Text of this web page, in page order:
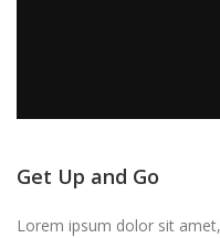
Get Up and Go
Lorem ipsum dolor sit